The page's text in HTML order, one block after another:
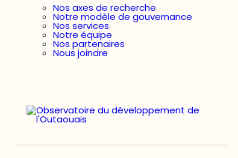
Nos axes de recherche
Notre modèle de gouvernance
Nos services
Notre équipe
Nos partenaires
Nous joindre